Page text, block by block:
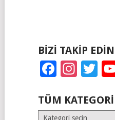
BIZI TAKIP
TÜM
Tüm